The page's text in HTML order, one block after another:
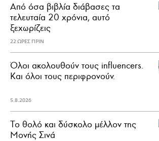
Από όσα βιβλία διάβασες τα
τελευταία 20 χρόνια, αυτό
ξεχωρίζεις
22 ΩΡΕΣ ΠΡΙΝ
Όλοι ακολουθούν τους influencers.
Και όλοι τους περιφρονούν.
5.8.2026
Το θολό και δύσκολο μέλλον της
Μονής Σινά